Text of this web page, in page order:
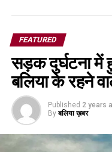
FEATURED
सड़क दुर्घटना में
बलिया के रहने
Published 2 years
By बलिया ख़बर